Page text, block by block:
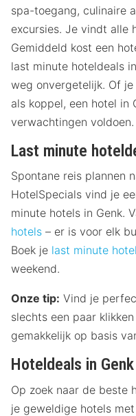
spa-toegang, culinaire
excursies. Je vindt alle
Gemiddeld kost een
last minute hoteldeals
weg onvergetelijk. Of
als koppel, een hotel in
verwachtingen voldoen.
Last minute
Spontane reis plannen
HotelSpecials vind je
minute hotels in Genk.
hotels – er is voor elk
Boek je last minute hotel
weekend.
Onze tip: Vind je
slechts een paar
gemakkelijk op basis
Hoteldeals in
Op zoek naar de beste
je geweldige hotels